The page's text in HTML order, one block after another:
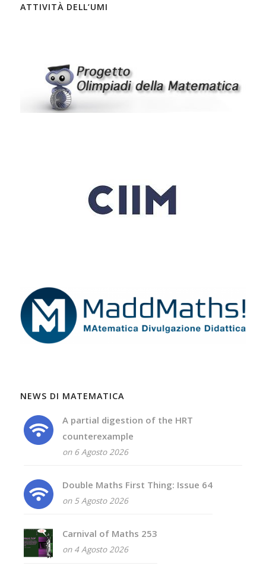
ATTIVITÀ DELL’UMI
NEWS DI MATEMATICA
A partial digestion of the HRT
counterexample
on 6 Agosto 2026
Double Maths First Thing: Issue 64
on 5 Agosto 2026
Carnival of Maths 253
on 4 Agosto 2026